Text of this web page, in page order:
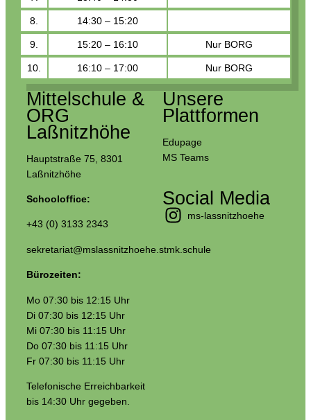
8. 14:30 – 15:20
9. 15:20 – 16:10 Nur BORG
10. 16:10 – 17:00 Nur BORG
Mittelschule &
ORG
Laßnitzhöhe
Hauptstraße 75, 8301
Laßnitzhöhe
Schooloffice:
+43 (0) 3133 2343
sekretariat@mslassnitzhoehe.stmk.schule
Bürozeiten:
Mo 07:30 bis 12:15 Uhr
Di 07:30 bis 12:15 Uhr
Mi 07:30 bis 11:15 Uhr
Do 07:30 bis 11:15 Uhr
Fr 07:30 bis 11:15 Uhr
Telefonische Erreichbarkeit
bis 14:30 Uhr gegeben.
Unsere
Plattformen
Edupage
MS Teams
Social Media
ms-lassnitzhoehe